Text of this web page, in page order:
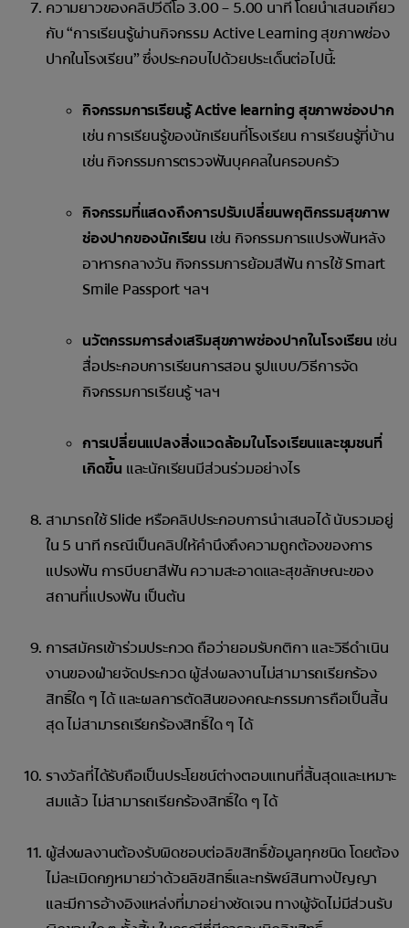
ความยาวของคลิปวีดีโอ 3.00 – 5.00 นาที โดยนำเสนอเกี่ยว
กับ “การเรียนรู้ผ่านกิจกรรม Active Learning สุขภาพช่อง
ปากในโรงเรียน” ซึ่งประกอบไปด้วยประเด็นต่อไปนี้:
กิจกรรมการเรียนรู้ Active learning สุขภาพช่องปาก
เช่น การเรียนรู้ของนักเรียนที่โรงเรียน การเรียนรู้ที่บ้าน
เช่น กิจกรรมการตรวจฟันบุคคลในครอบครัว
กิจกรรมที่แสดงถึงการปรับเปลี่ยนพฤติกรรมสุขภาพ
ช่องปากของนักเรียน เช่น กิจกรรมการแปรงฟันหลัง
อาหารกลางวัน กิจกรรมการย้อมสีฟัน การใช้ Smart
Smile Passport ฯลฯ
นวัตกรรมการส่งเสริมสุขภาพช่องปากในโรงเรียน เช่น
สื่อประกอบการเรียนการสอน รูปแบบ/วิธีการจัด
กิจกรรมการเรียนรู้ ฯลฯ
การเปลี่ยนแปลงสิ่งแวดล้อมในโรงเรียนและชุมชนที่
เกิดขึ้น และนักเรียนมีส่วนร่วมอย่างไร
สามารถใช้ Slide หรือคลิปประกอบการนำเสนอได้ นับรวมอยู่
ใน 5 นาที กรณีเป็นคลิปให้คำนึงถึงความถูกต้องของการ
แปรงฟัน การบีบยาสีฟัน ความสะอาดและสุขลักษณะของ
สถานที่แปรงฟัน เป็นต้น
การสมัครเข้าร่วมประกวด ถือว่ายอมรับกติกา และวิธีดำเนิน
งานของฝ่ายจัดประกวด ผู้ส่งผลงานไม่สามารถเรียกร้อง
สิทธิ์ใด ๆ ได้ และผลการตัดสินของคณะกรรมการถือเป็นสิ้น
สุด ไม่สามารถเรียกร้องสิทธิ์ใด ๆ ได้
รางวัลที่ได้รับถือเป็นประโยชน์ต่างตอบแทนที่สิ้นสุดและเหมาะ
สมแล้ว ไม่สามารถเรียกร้องสิทธิ์ใด ๆ ได้
ผู้ส่งผลงานต้องรับผิดชอบต่อลิขสิทธิ์ข้อมูลทุกชนิด โดยต้อง
ไม่ละเมิดกฎหมายว่าด้วยลิขสิทธิ์และทรัพย์สินทางปัญญา
และมีการอ้างอิงแหล่งที่มาอย่างชัดเจน ทางผู้จัดไม่มีส่วนรับ